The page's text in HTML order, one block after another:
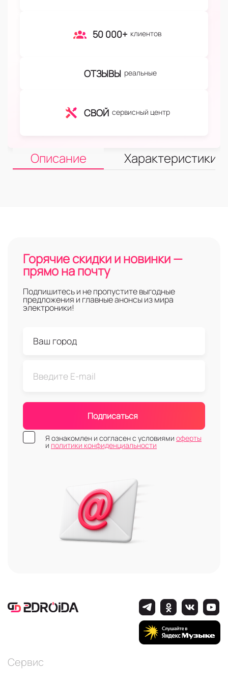
50 000+ клиентов
ОТЗЫВЫ реальные
СВОЙ сервисный центр
Описание Характеристики
Горячие скидки и новинки —
прямо на почту
Подпишитесь и не пропустите выгодные
предложения и главные анонсы из мира
электроники!
Подписаться
Я ознакомлен и согласен с условиями оферты
и политики конфиденциальности
Сервис